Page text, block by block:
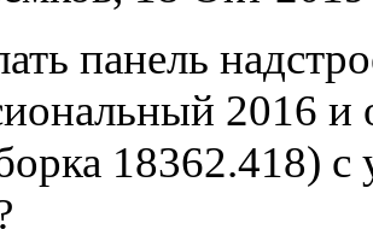
панель
2016 и
18362.418)